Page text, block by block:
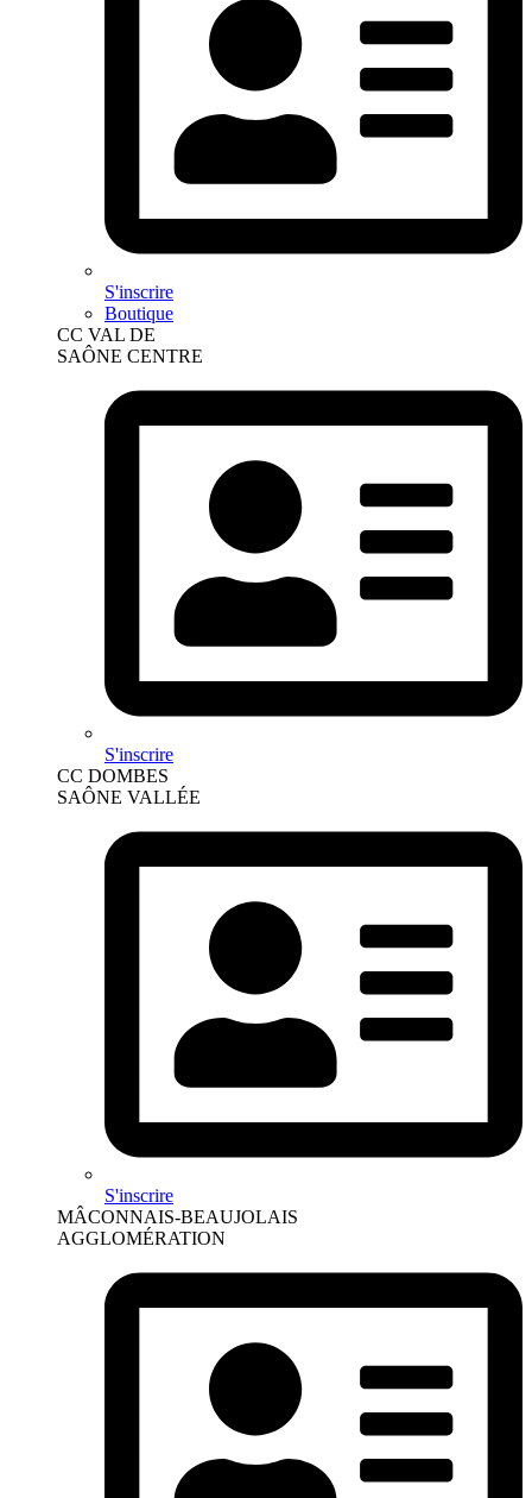
S'inscrire
Boutique
CC VAL DE
SAÔNE CENTRE
S'inscrire
CC DOMBES
SAÔNE VALLÉE
S'inscrire
MÂCONNAIS-BEAUJOLAIS
AGGLOMÉRATION